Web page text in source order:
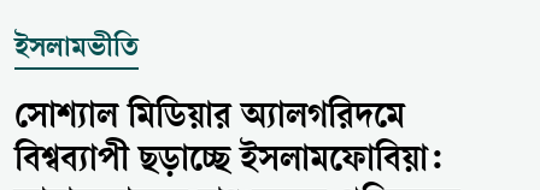
ইসলামভীতি
সোশ্যাল মিডিয়ার অ্যালগরিদমে
বিশ্বব্যাপী ছড়াচ্ছে ইসলামফোবিয়া: